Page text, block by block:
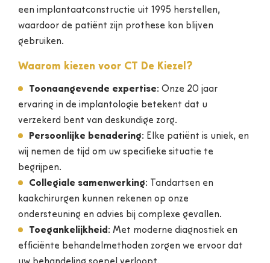
een implantaatconstructie uit 1995 herstellen,
waardoor de patiënt zijn prothese kon blijven
gebruiken.
Waarom kiezen voor CT De Kiezel?
Toonaangevende expertise: Onze 20 jaar
ervaring in de implantologie betekent dat u
verzekerd bent van deskundige zorg.
Persoonlijke benadering: Elke patiënt is uniek, en
wij nemen de tijd om uw specifieke situatie te
begrijpen.
Collegiale samenwerking: Tandartsen en
kaakchirurgen kunnen rekenen op onze
ondersteuning en advies bij complexe gevallen.
Toegankelijkheid : Met moderne diagnostiek en
efficiënte behandelmethoden zorgen we ervoor dat